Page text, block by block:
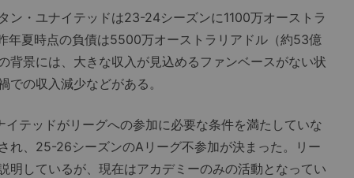
・ユナイテッドは23-24シーズンに1100万オーストラ
年夏時点の負債は5500万オーストラリアドル（約53億
背景には、大きな収入が見込めるファンベースがない状
の収入減少などがある。
テッドがリーグへの参加に必要な条件を満たしていな
れ、25-26シーズンのAリーグ不参加が決まった。リー
明しているが、現在はアカデミーのみの活動となってい